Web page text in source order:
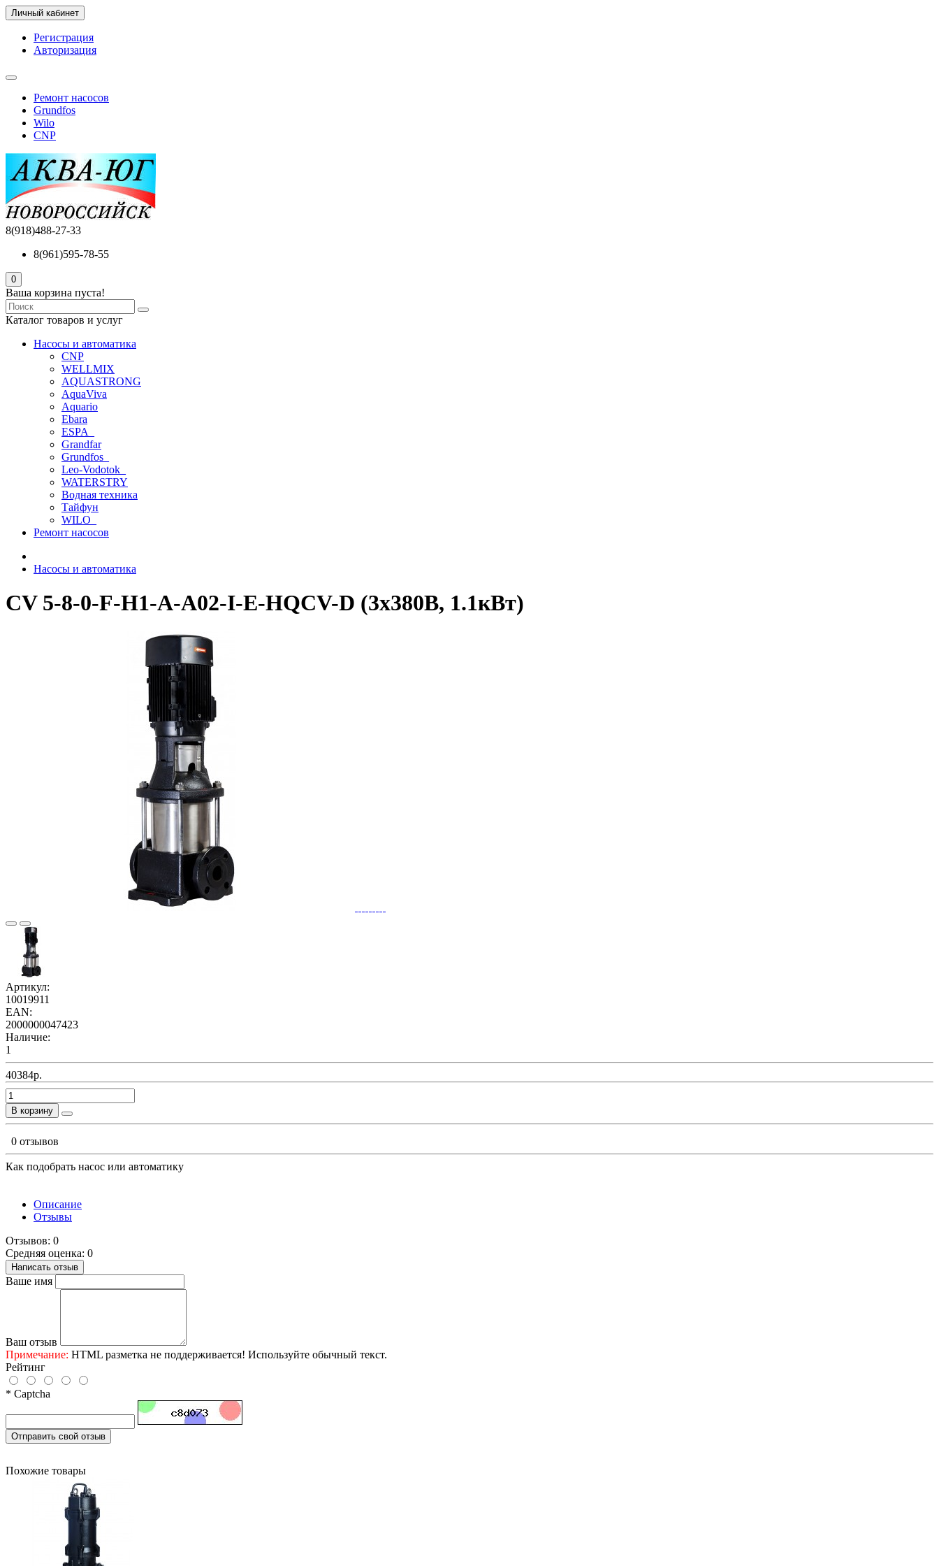
Личный кабинет
Регистрация
Авторизация
Ремонт насосов
Grundfos
Wilo
CNP
8(918)488-27-33
8(961)595-78-55
0
Ваша корзина пуста!
Каталог товаров и услуг
Насосы и автоматика
CNP
WELLMIX
AQUASTRONG
AquaViva
Aquario
Ebara
ESPA_
Grandfar
Grundfos_
Leo-Vodotok_
WATERSTRY
Водная техника
Тайфун
WILO_
Ремонт насосов
Насосы и автоматика
CV 5-8-0-F-H1-A-A02-I-E-HQCV-D (3х380В, 1.1кВт)
Артикул:
10019911
EAN:
2000000047423
Наличие:
1
40384р.
В корзину
0 отзывов
Как подобрать насос или автоматику
Описание
Отзывы
Отзывов: 0
Средняя оценка: 0
Написать отзыв
Ваше имя
Ваш отзыв
Примечание: HTML разметка не поддерживается! Используйте обычный текст.
Рейтинг
* Captcha
Отправить свой отзыв
Похожие товары